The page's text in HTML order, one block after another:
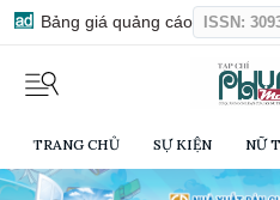
Bảng giá quảng cáo ISSN:
TRANG CHỦ SỰ KIỆN NỮ